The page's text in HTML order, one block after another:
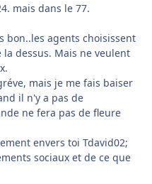
mais dans le 77.
bon..les agents choisissent
dessus. Mais ne veulent
mais je me fais baiser
il n'y a pas de
ne fera pas de fleure
envers toi Tdavid02;
sociaux et de ce que